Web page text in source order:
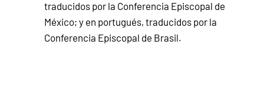
traducidos por la Conferencia Episcopal de
México; y en portugués, traducidos por la
Conferencia Episcopal de Brasil.